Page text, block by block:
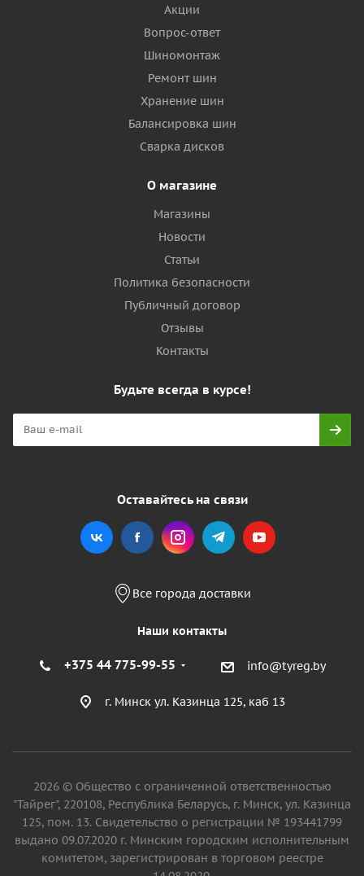
Акции
Вопрос-ответ
Шиномонтаж
Ремонт шин
Хранение шин
Балансировка шин
Сварка дисков
О магазине
Магазины
Новости
Статьи
Политика безопасности
Публичный договор
Отзывы
Контакты
Будьте всегда в курсе!
Оставайтесь на связи
Все города доставки
Наши контакты
+375 44 775-99-55 info@tyreg.by
г. Минск ул. Казинца 125, каб 13
2026 © Общество с ограниченной ответственностью
"Тайрег", 220108, Республика Беларусь, г. Минск, ул. Казинца
125, пом. 13. Свидетельство о регистрации № 193441799
выдано 09.07.2020 г. Минским городским исполнительным
комитетом, зарегистрирован в торговом реестре